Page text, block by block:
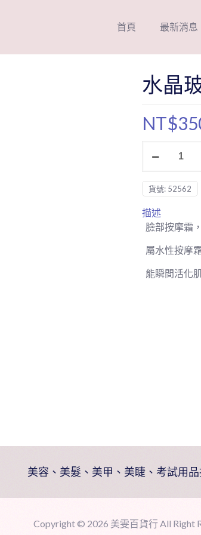
首頁 最新消息
水晶
NT$
尿
臉
部
按
霜
貨號: 52562
描述
臉部按摩霜
屬水性按摩
能瞬間活化
美容、美髮、美甲、美睫、考試用
Copyright © 2026 美雯百貨行 All Right